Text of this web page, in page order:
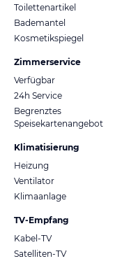
Toilettenartikel
Bademantel
Kosmetikspiegel
Zimmerservice
Verfügbar
24h Service
Begrenztes
Speisekartenangebot
Klimatisierung
Heizung
Ventilator
Klimaanlage
TV-Empfang
Kabel-TV
Satelliten-TV